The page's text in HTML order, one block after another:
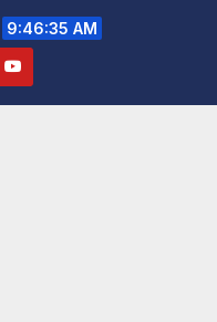
9:46:36 AM